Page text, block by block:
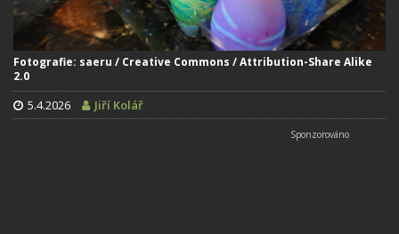
Fotografie: saeru / Creative Commons / Attribution-Share Alike
2.0
5.4.2026 Jiří Kolář